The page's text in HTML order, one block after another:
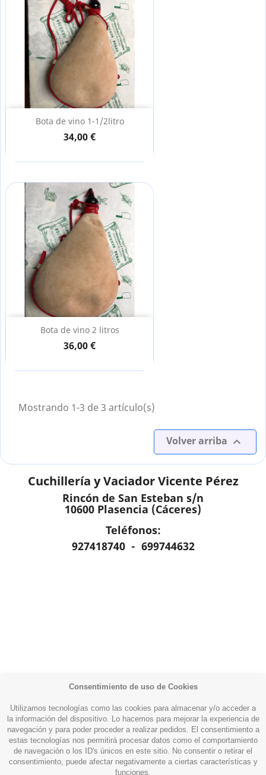
Bota de vino 1-1/2litro
34,00 €
Bota de vino 2 litros
36,00 €
Mostrando 1-3 de 3 artículo(s)
Volver arriba 
Cuchillería y Vaciador Vicente Pérez
Rincón de San Esteban s/n
10600 Plasencia (Cáceres)
Teléfonos:
927418740 - 699744632
Productos 
Consentimiento de uso de Cookies
Utilizamos tecnologías como las cookies para almacenar y/o acceder a
la información del dispositivo. Lo hacemos para mejorar la experiencia de
navegación y para poder proceder a realizar pedidos. El consentimiento a
estas tecnologías nos permitirá procesar datos como el comportamiento
de navegación o los ID's únicos en este sitio. No consentir o retirar el
consentimiento, puede afectar negativamente a ciertas características y
funciones.